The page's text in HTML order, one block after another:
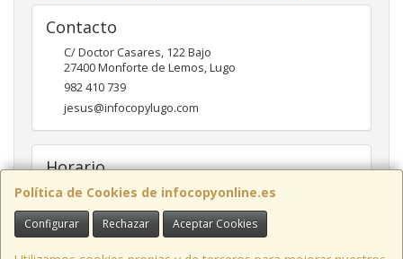
Política de Cookies de infocopyonline.es
Configurar Rechazar Aceptar Cookies
Contacto
C/ Doctor Casares, 122 Bajo
27400Monforte de Lemos,Lugo
982 410 739
jesus@infocopylugo.com
Horario
10:00 - 13:30 16:30 - 20:00